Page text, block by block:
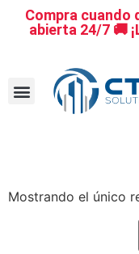
Compra cuando
abierta 24/7 🚚
Mostrando el único